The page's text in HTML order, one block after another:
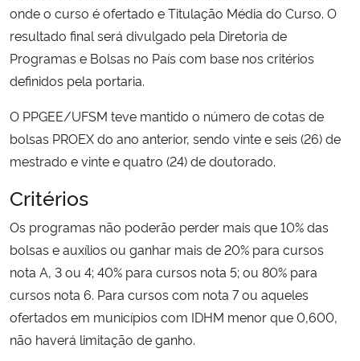
onde o curso é ofertado e Titulação Média do Curso. O
resultado final será divulgado pela Diretoria de
Programas e Bolsas no País com base nos critérios
definidos pela portaria.
O PPGEE/UFSM teve mantido o número de cotas de
bolsas PROEX do ano anterior, sendo vinte e seis (26) de
mestrado e vinte e quatro (24) de doutorado.
Critérios
Os programas não poderão perder mais que 10% das
bolsas e auxílios ou ganhar mais de 20% para cursos
nota A, 3 ou 4; 40% para cursos nota 5; ou 80% para
cursos nota 6. Para cursos com nota 7 ou aqueles
ofertados em municípios com IDHM menor que 0,600,
não haverá limitação de ganho.